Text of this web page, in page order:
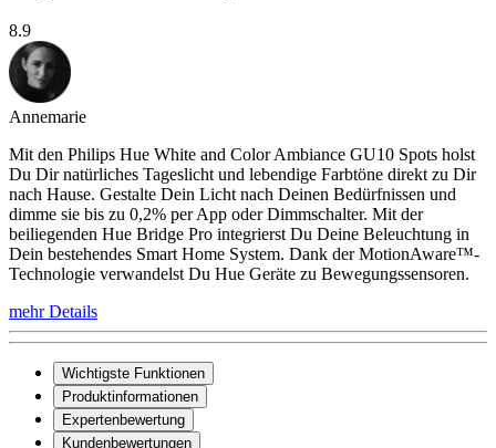
8.9
Annemarie
Mit den Philips Hue White and Color Ambiance GU10 Spots holst
Du Dir natürliches Tageslicht und lebendige Farbtöne direkt zu Dir
nach Hause. Gestalte Dein Licht nach Deinen Bedürfnissen und
dimme sie bis zu 0,2% per App oder Dimmschalter. Mit der
beiliegenden Hue Bridge Pro integrierst Du Deine Beleuchtung in
Dein bestehendes Smart Home System. Dank der MotionAware™-
Technologie verwandelst Du Hue Geräte zu Bewegungssensoren.
mehr Details
Wichtigste Funktionen
Produktinformationen
Expertenbewertung
Kundenbewertungen